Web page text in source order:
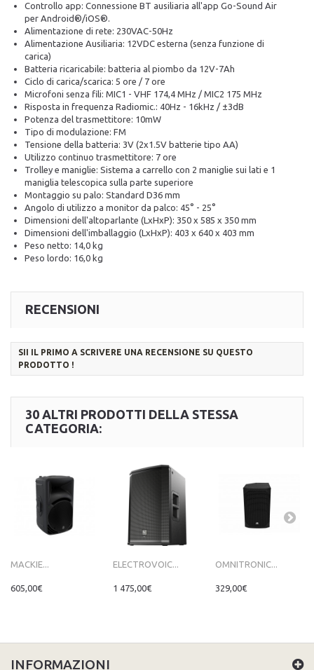
Controllo app: Connessione BT ausiliaria all'app Go-Sound Air
per Android®/iOS®.
Alimentazione di rete: 230VAC-50Hz
Alimentazione Ausiliaria: 12VDC esterna (senza funzione di
carica)
Batteria ricaricabile: batteria al piombo da 12V-7Ah
Ciclo di carica/scarica: 5 ore / 7 ore
Microfoni senza fili: MIC1 - VHF 174,4 MHz / MIC2 175 MHz
Risposta in frequenza Radiomic.: 40Hz - 16kHz / ±3dB
Potenza del trasmettitore: 10mW
Tipo di modulazione: FM
Tensione della batteria: 3V (2x1.5V batterie tipo AA)
Utilizzo continuo trasmettitore: 7 ore
Trolley e maniglie: Sistema a carrello con 2 maniglie sui lati e 1
maniglia telescopica sulla parte superiore
Montaggio su palo: Standard D36 mm
Angolo di utilizzo a monitor da palco: 45° - 25°
Dimensioni dell'altoparlante (LxHxP): 350 x 585 x 350 mm
Dimensioni dell'imballaggio (LxHxP): 403 x 640 x 403 mm
Peso netto: 14,0 kg
Peso lordo: 16,0 kg
RECENSIONI
SII IL PRIMO A SCRIVERE UNA RECENSIONE SU QUESTO
PRODOTTO !
30 ALTRI PRODOTTI DELLA STESSA
CATEGORIA:
MACKIE...
605,00€
ELECTROVOIC...
1 475,00€
OMNITRONIC...
329,00€
INFORMAZIONI